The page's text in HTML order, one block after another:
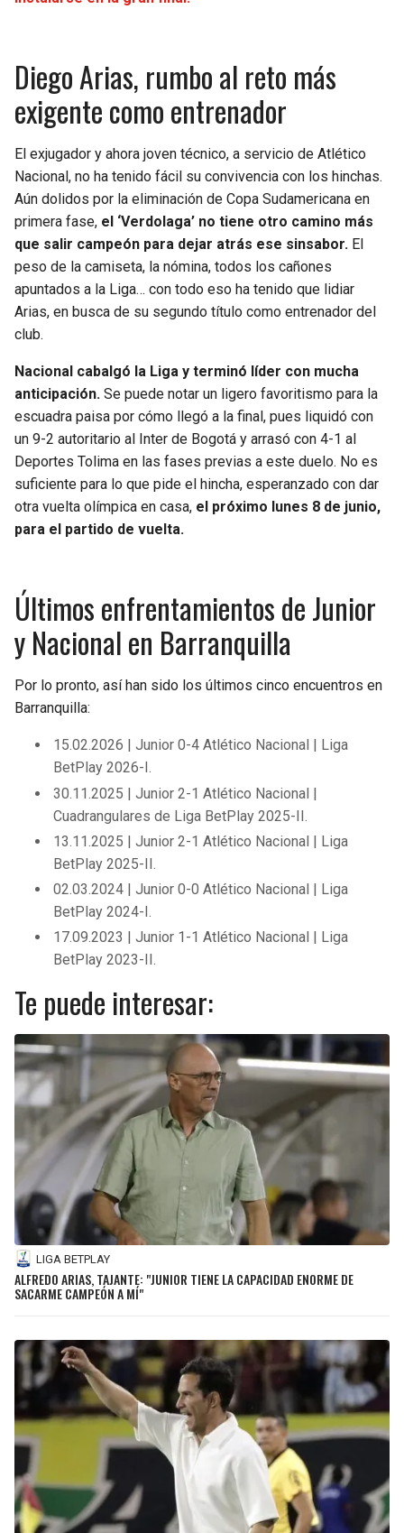
Diego Arias, rumbo al reto más
exigente como entrenador
El exjugador y ahora joven técnico, a servicio de Atlético
Nacional, no ha tenido fácil su convivencia con los hinchas.
Aún dolidos por la eliminación de Copa Sudamericana en
primera fase, el ‘Verdolaga’ no tiene otro camino más
que salir campeón para dejar atrás ese sinsabor. El
peso de la camiseta, la nómina, todos los cañones
apuntados a la Liga… con todo eso ha tenido que lidiar
Arias, en busca de su segundo título como entrenador del
club.
Nacional cabalgó la Liga y terminó líder con mucha
anticipación. Se puede notar un ligero favoritismo para la
escuadra paisa por cómo llegó a la final, pues liquidó con
un 9-2 autoritario al Inter de Bogotá y arrasó con 4-1 al
Deportes Tolima en las fases previas a este duelo. No es
suficiente para lo que pide el hincha, esperanzado con dar
otra vuelta olímpica en casa, el próximo lunes 8 de junio,
para el partido de vuelta.
Últimos enfrentamientos de Junior
y Nacional en Barranquilla
Por lo pronto, así han sido los últimos cinco encuentros en
Barranquilla:
15.02.2026 | Junior 0-4 Atlético Nacional | Liga
BetPlay 2026-I.
30.11.2025 | Junior 2-1 Atlético Nacional |
Cuadrangulares de Liga BetPlay 2025-II.
13.11.2025 | Junior 2-1 Atlético Nacional | Liga
BetPlay 2025-II.
02.03.2024 | Junior 0-0 Atlético Nacional | Liga
BetPlay 2024-I.
17.09.2023 | Junior 1-1 Atlético Nacional | Liga
BetPlay 2023-II.
Te puede interesar:
LIGA BETPLAY
ALFREDO ARIAS, TAJANTE: "JUNIOR TIENE LA CAPACIDAD ENORME DE
SACARME CAMPEÓN A MÍ"